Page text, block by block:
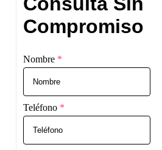
Compromiso
Nombre *
Teléfono *